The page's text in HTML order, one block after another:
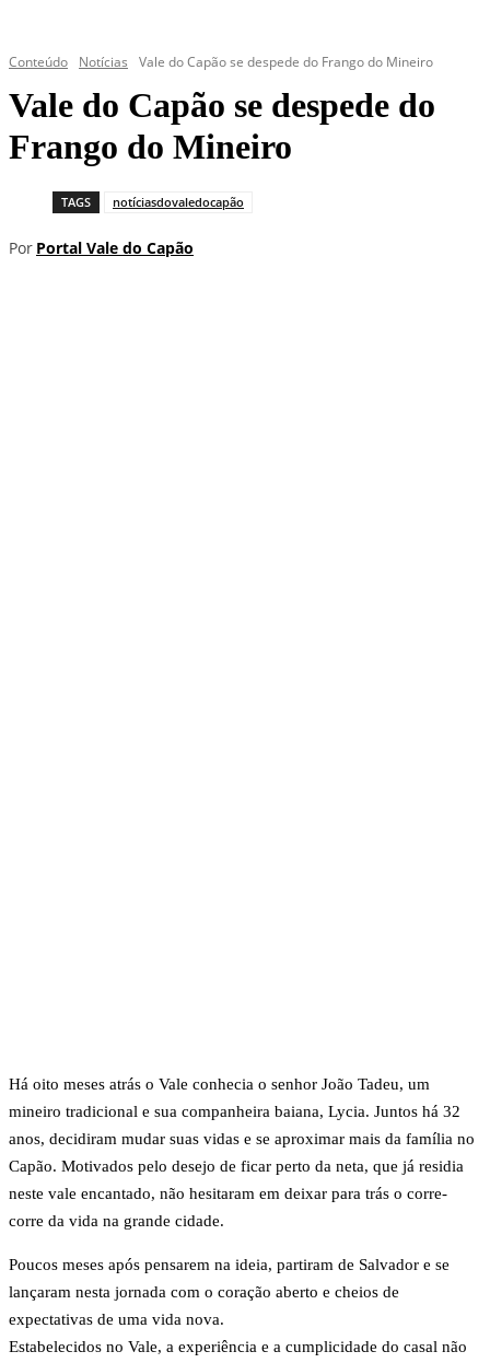
Conteúdo Notícias Vale do Capão se despede do Frango do Mineiro
Vale do Capão se despede do
Frango do Mineiro
TAGS notíciasdovaledocapão
Por Portal Vale do Capão
Há oito meses atrás o Vale conhecia o senhor João Tadeu, um
mineiro tradicional e sua companheira baiana, Lycia. Juntos há 32
anos, decidiram mudar suas vidas e se aproximar mais da família no
Capão. Motivados pelo desejo de ficar perto da neta, que já residia
neste vale encantado, não hesitaram em deixar para trás o corre-
corre da vida na grande cidade.
Poucos meses após pensarem na ideia, partiram de Salvador e se
lançaram nesta jornada com o coração aberto e cheios de
expectativas de uma vida nova.
Estabelecidos no Vale, a experiência e a cumplicidade do casal não